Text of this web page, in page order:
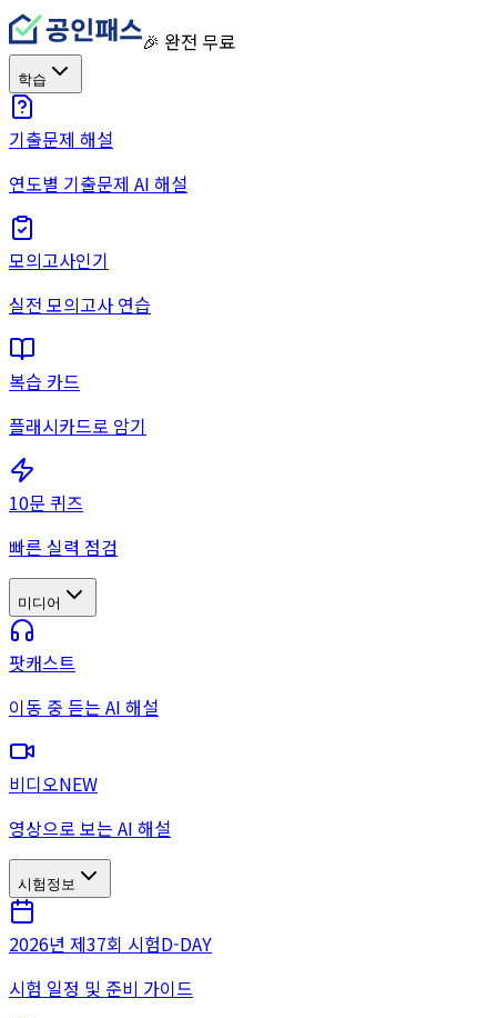
🎉 완전 무료
학습
기출문제 해설
연도별 기출문제 AI 해설
모의고사인기
실전 모의고사 연습
복습 카드
플래시카드로 암기
10문 퀴즈
빠른 실력 점검
미디어
팟캐스트
이동 중 듣는 AI 해설
비디오NEW
영상으로 보는 AI 해설
시험정보
2026년 제37회 시험D-DAY
시험 일정 및 준비 가이드